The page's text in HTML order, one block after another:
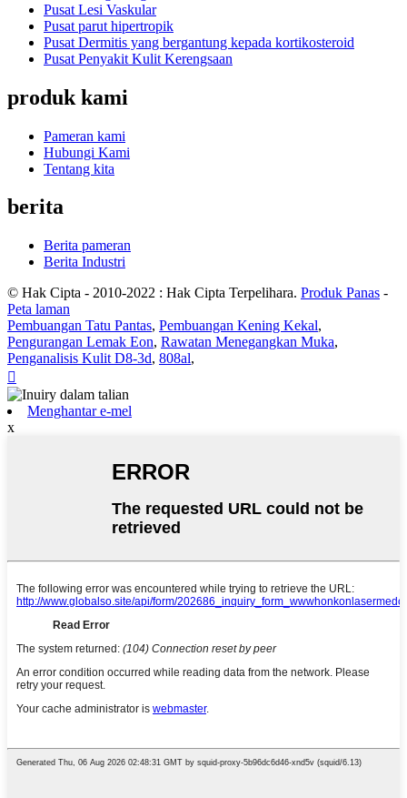
Pusat Lesi Vaskular
Pusat parut hipertropik
Pusat Dermitis yang bergantung kepada kortikosteroid
Pusat Penyakit Kulit Kerengsaan
produk kami
Pameran kami
Hubungi Kami
Tentang kita
berita
Berita pameran
Berita Industri
© Hak Cipta - 2010-2022 : Hak Cipta Terpelihara. Produk Panas -
Peta laman
Pembuangan Tatu Pantas, Pembuangan Kening Kekal,
Pengurangan Lemak Eon, Rawatan Menegangkan Muka,
Penganalisis Kulit D8-3d, 808al,

Menghantar e-mel
x